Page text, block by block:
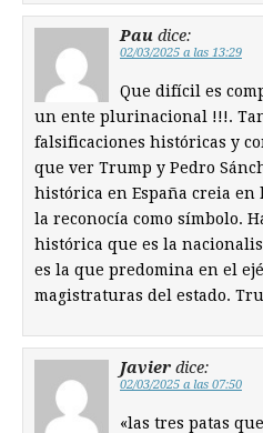
Pau dice:
02/03/2025 a las 13:29
Que difícil es
un ente plurinacional !!!.
falsificaciones históricas y
que ver Trump y Pedro
histórica en España creia en
la reconocía como símbolo.
histórica que es la
es la que predomina en el
magistraturas del estado.
Javier dice:
02/03/2025 a las 07:50
«las tres patas